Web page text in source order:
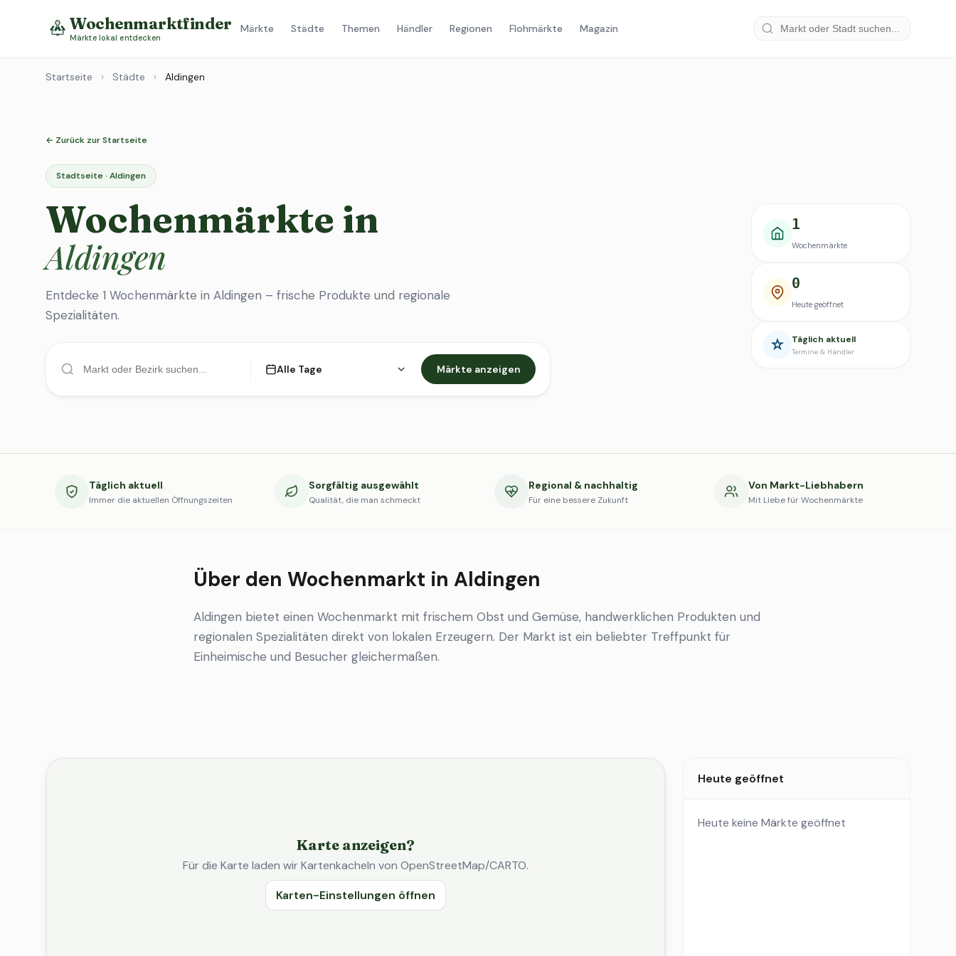
Wochenmarktfinder
Märkte lokal entdecken
Märkte Städte Themen Händler Regionen Flohmärkte Magazin
Startseite › Städte › Aldingen
← Zurück zur Startseite
Stadtseite · Aldingen
Wochenmärkte in
Aldingen
Entdecke 1 Wochenmärkte in Aldingen – frische Produkte und regionale
Spezialitäten.
Alle Tage Märkte anzeigen
1
Wochenmärkte
0
Heute geöffnet
Täglich aktuell
Termine & Händler
Täglich aktuell
Immer die aktuellen Öffnungszeiten
Sorgfältig ausgewählt
Qualität, die man schmeckt
Regional & nachhaltig
Für eine bessere Zukunft
Von Markt-Liebhabern
Mit Liebe für Wochenmärkte
Über den Wochenmarkt in Aldingen
Aldingen bietet einen Wochenmarkt mit frischem Obst und Gemüse, handwerklichen Produkten und
regionalen Spezialitäten direkt von lokalen Erzeugern. Der Markt ist ein beliebter Treffpunkt für
Einheimische und Besucher gleichermaßen.
Karte anzeigen?
Für die Karte laden wir Kartenkacheln von OpenStreetMap/CARTO.
Karten-Einstellungen öffnen
Heute geöffnet
Heute keine Märkte geöffnet